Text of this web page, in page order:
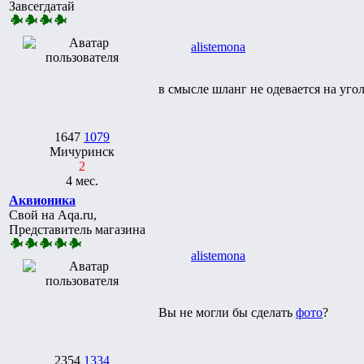
Завсегдатай
1647 1079
Мичуринск
2
4 мес.
alistemona
в смысле шланг не одевается на
Аквионика
Свой на Aqa.ru,
Представитель магазина
2354 1334
alistemona
Вы не могли бы сделать фото?